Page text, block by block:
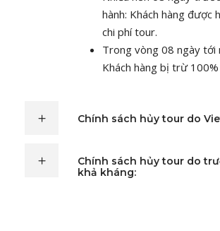
hành: Khách hàng được
chi phí tour.
Trong vòng 08 ngày tới
Khách hàng bị trừ
Chính sách hủy tour do
Chính sách hủy tour do
khả kháng: